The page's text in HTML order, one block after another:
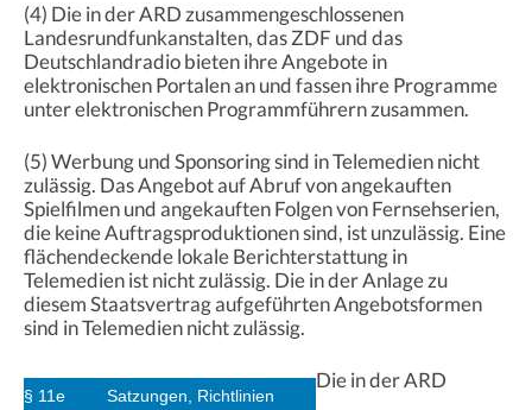
(4) Die in der ARD zusammengeschlossenen
Landesrundfunkanstalten, das ZDF und das
Deutschlandradio bieten ihre Angebote in
elektronischen Portalen an und fassen ihre Programme
unter elektronischen Programmführern zusammen.
(5) Werbung und Sponsoring sind in Telemedien nicht
zulässig. Das Angebot auf Abruf von angekauften
Spielfilmen und angekauften Folgen von Fernsehserien,
die keine Auftragsproduktionen sind, ist unzulässig. Eine
flächendeckende lokale Berichterstattung in
Telemedien ist nicht zulässig. Die in der Anlage zu
diesem Staatsvertrag aufgeführten Angebotsformen
sind in Telemedien nicht zulässig.
§ 11e Satzungen, Richtlinien
Die in der ARD